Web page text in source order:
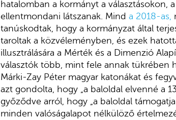
hatalomban a kormányt a választásokon,
ellentmondani látszanak. Mind a 2018-as,
tanúskodtak, hogy a kormányzat által
taroltak a közvéleményben, és ezek
illusztrálására a Mérték és a Dimenzió
választók több, mint fele annak tükrében
Márki-Zay Péter magyar katonákat és
azt gondolta, hogy „a baloldal elvenné a
győződve arról, hogy „a baloldal
minden valóságalapot nélkülöző